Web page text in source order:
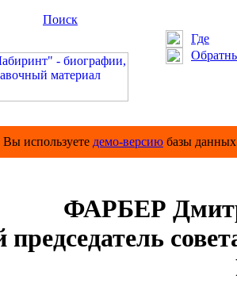
Поиск
Где
Вы используете демо-версию базы
ФАРБЕР